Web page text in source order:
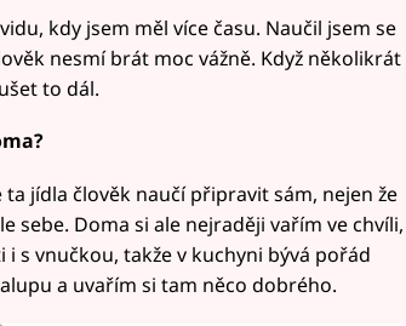
kdy jsem měl více času. Naučil jsem se
nesmí brát moc vážně. Když několikrát
to dál.
jídla člověk naučí připravit sám, nejen že
sebe. Doma si ale nejraději vařím ve chvíli,
s vnučkou, takže v kuchyni bývá pořád
a uvařím si tam něco dobrého.